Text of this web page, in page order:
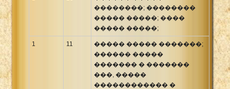
��������; ��������
����� �����; ����
����� �����;
1 11
����� ����� �������;
������ �����
������� � �������
���, �����
������������ �